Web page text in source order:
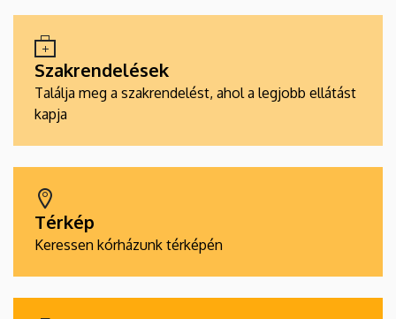
Szakrendelések
Találja meg a szakrendelést, ahol a legjobb ellátást
kapja
Térkép
Keressen kórházunk térképén